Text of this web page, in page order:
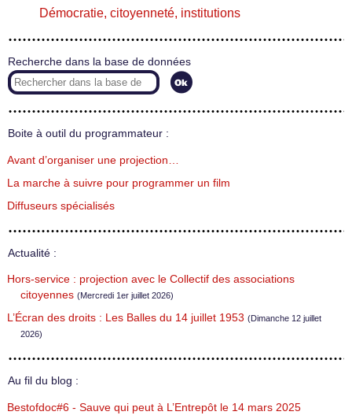
Démocratie, citoyenneté, institutions
Recherche dans la base de données
Boite à outil du programmateur :
Avant d’organiser une projection…
La marche à suivre pour programmer un film
Diffuseurs spécialisés
Actualité :
Hors-service : projection avec le Collectif des associations
citoyennes (Mercredi 1er juillet 2026)
L’Écran des droits : Les Balles du 14 juillet 1953 (Dimanche 12 juillet
2026)
Au fil du blog :
Bestofdoc#6 - Sauve qui peut à L’Entrepôt le 14 mars 2025